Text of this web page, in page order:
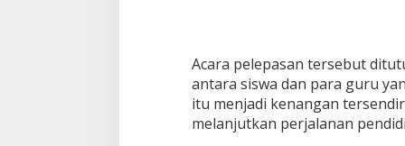
Acara pelepasan tersebut
antara siswa dan para guru
itu menjadi kenangan
melanjutkan perjalanan